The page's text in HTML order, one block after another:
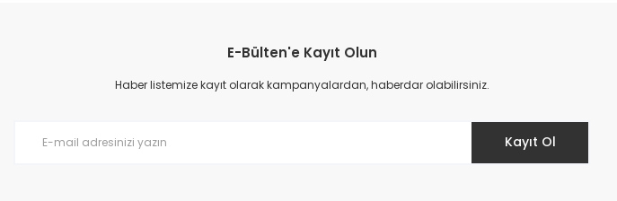
Ürün resmi kalitesiz, bozuk veya görüntülenemiyor.
Ürün açıklamasında eksik bilgiler bulunuyor.
E-Bülten'e Kayıt Olun
Haber listemize kayıt olarak kampanyalardan, haberdar olabilirsiniz.
Kayıt Ol